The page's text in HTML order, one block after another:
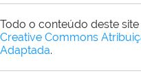
Todo o conteúdo deste
Creative Commons
Adaptada.